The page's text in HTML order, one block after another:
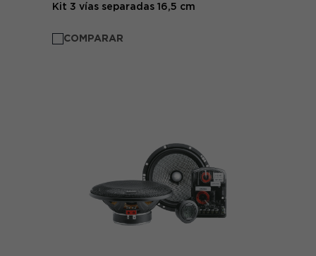
Kit 3 vías separadas 16,5 cm
COMPARAR